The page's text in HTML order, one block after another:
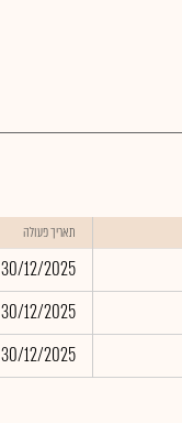
תאריך פעולה
30/12/2025
30/12/2025
30/12/2025